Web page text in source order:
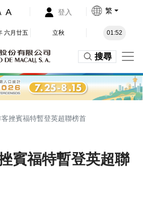
A 登入 繁
六月廿五 立秋 01:52
搜尋
挫賓福特暫登英超聯榜首
賓福特暫登英超聯